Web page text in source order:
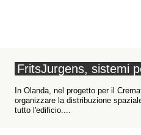
FritsJurgens, sistemi
In Olanda, nel progetto per il
organizzare la distribuzione
tutto l'edificio....